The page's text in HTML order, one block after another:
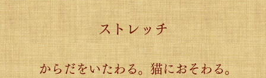
ストレッチ
からだをいたわる。猫におそわる。